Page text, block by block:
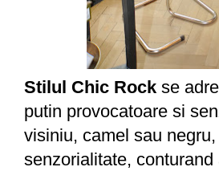
Stilul Chic Rock se
putin provocatoare si
visiniu, camel sau
senzorialitate,